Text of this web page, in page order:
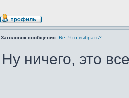
Заголовок сообщения: Re: Что выбрать?
Ну ничего, это